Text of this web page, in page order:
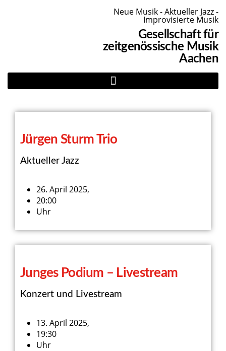
Neue Musik - Aktueller Jazz -
Improvisierte Musik
Gesellschaft für
zeitgenössische Musik
Aachen
Jürgen Sturm Trio
Aktueller Jazz
26. April 2025,
20:00
Uhr
Junges Podium – Livestream
Konzert und Livestream
13. April 2025,
19:30
Uhr